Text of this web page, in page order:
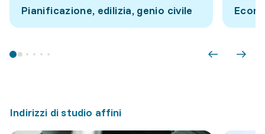
Pianificazione, edilizia, genio civile
Indirizzi di studio affini